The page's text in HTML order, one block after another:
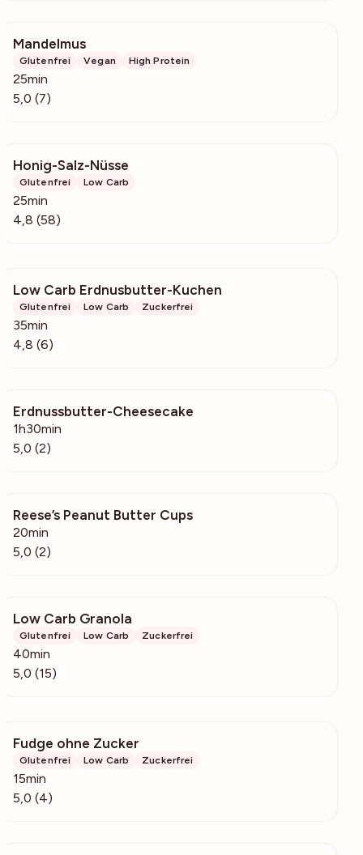
Mandelmus
Glutenfrei Vegan High Protein
25min
5,0 (7)
Honig-Salz-Nüsse
Glutenfrei Low Carb
25min
4,8 (58)
Low Carb Erdnusbutter-Kuchen
Glutenfrei Low Carb Zuckerfrei
35min
4,8 (6)
Erdnussbutter-Cheesecake
1h30min
5,0 (2)
Reese’s Peanut Butter Cups
20min
5,0 (2)
Low Carb Granola
Glutenfrei Low Carb Zuckerfrei
40min
5,0 (15)
Fudge ohne Zucker
Glutenfrei Low Carb Zuckerfrei
15min
5,0 (4)